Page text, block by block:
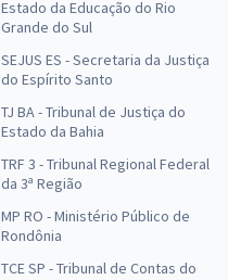
Estado da Educação do Rio
Grande do Sul
SEJUS ES - Secretaria da Justiça
do Espírito Santo
TJ BA - Tribunal de Justiça do
Estado da Bahia
TRF 3 - Tribunal Regional Federal
da 3ª Região
MP RO - Ministério Público de
Rondônia
TCE SP - Tribunal de Contas do